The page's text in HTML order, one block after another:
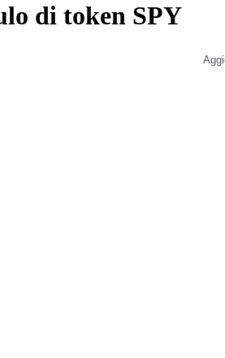
di token SPY